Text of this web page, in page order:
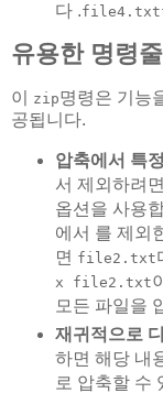
다 .file4.txt
유용한 명령
이 zip명령은 기능
공됩니다.
압축에서 특
서 제외하려면
옵션을 사용
에서 를 제외
면 file2.txt
x file2.txt
모든 파일을
재귀적으로
하면 해당 내
로 압축할 수